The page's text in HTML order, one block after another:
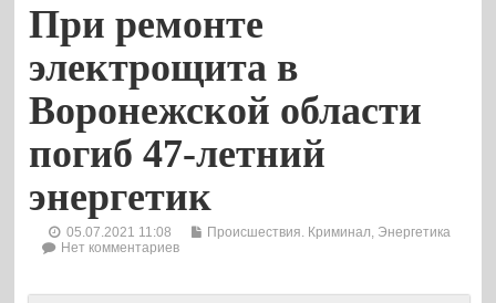
При ремонте
электрощита в
Воронежской области
погиб 47-летний
энергетик
05.07.2021 11:08 Происшествия. Криминал Энергетика
Нет комментариев